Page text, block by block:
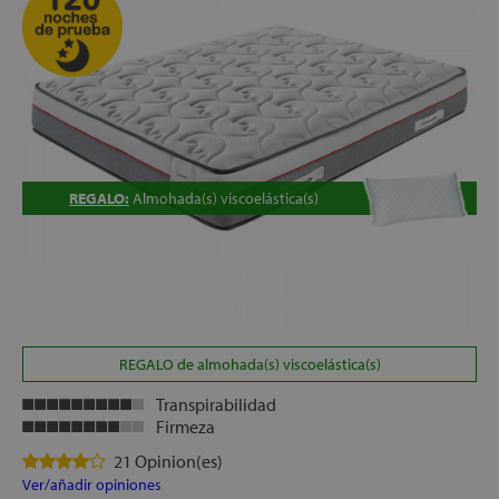
REGALO: Almohada(s) viscoelástica(s)
REGALO de almohada(s) viscoelástica(s)
Transpirabilidad
Firmeza
21 Opinion(es)
Ver/añadir opiniones